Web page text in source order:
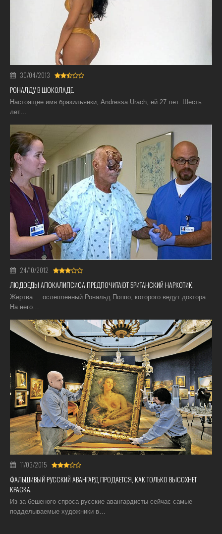
30/04/2013
РОНАЛДУ В ШОКОЛАДЕ.
Настоящее имя бразильянки, Andressa Urach, ей 27 лет. Шесть
лет…
24/10/2012
ЛЮДОЕДЫ АПОКАЛИПСИСА ПРЕДПОЧИТАЮТ БРИТАНСКИЙ НАРКОТИК.
Жертва ... ослепленный Рональд Поппо, которого ведут доктора.
На него…
11/03/2015
ФАЛЬШИВЫЙ РУССКИЙ АВАНГАРД ПРОДАЕТСЯ, КАК ТОЛЬКО ВЫСОХНЕТ
КРАСКА.
Из-за бешеного спроса русские авангардисты сейчас самые
подделываемые художники в…